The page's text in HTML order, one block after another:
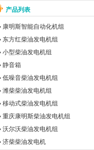
产品列表
康明斯智能自动化机组
东方红柴油发电机组
小型柴油发电机组
静音箱
低噪音柴油发电机组
潍柴柴油发电机组
移动式柴油发电机组
重庆康明斯柴油发电机组
沃尔沃柴油发电机组
济柴柴油发电机
移动式柴油发电机组